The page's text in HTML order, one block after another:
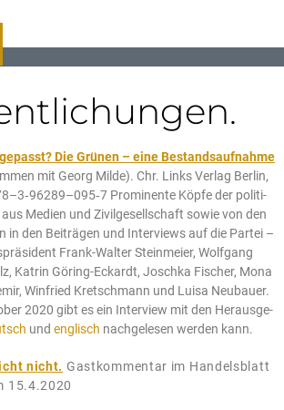
Die Grü­nen – eine Bestands­auf­nah­me
mit Georg Mil­de). Chr. Links Ver­lag Ber­lin,
Pro­mi­nen­te Köp­fe der poli­ti­
Medi­en und Zivil­ge­sell­schaft sowie von den
in den Bei­trä­gen und Inter­views auf die Par­tei –
Frank-Wal­ter Stein­mei­er, Wolf­gang
Kat­rin Göring-Eckardt, Josch­ka Fischer, Mona
Win­fried Kret­sch­mann und Lui­sa Neu­bau­er.
2020 gibt es ein Inter­view mit den Her­aus­ge­
und eng­lisch nach­ge­le­sen wer­den kann.
nicht. Gast­kom­men­tar im Han­dels­blatt
15.4.2020